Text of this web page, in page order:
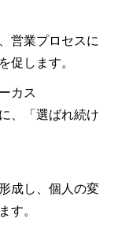
営業プロセスに
促します。
カス
、「選ばれ続け
成し、個人の変
す。